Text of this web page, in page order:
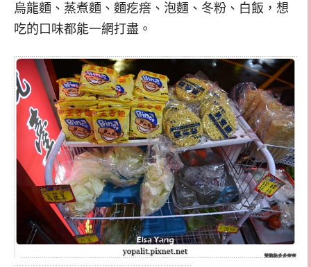
烏龍麵、蒸煮麵、麵疙瘩、泡麵、冬粉、白飯，想
吃的口味都能一網打盡。